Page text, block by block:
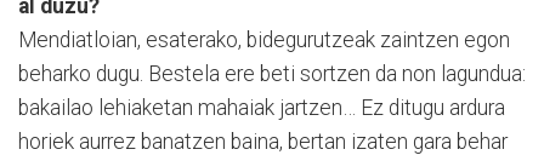
al duzu?
Mendiatloian, esaterako, bidegurutzeak zaintzen egon
beharko dugu. Bestela ere beti sortzen da non lagundua:
bakailao lehiaketan mahaiak jartzen… Ez ditugu ardura
horiek aurrez banatzen baina, bertan izaten gara behar